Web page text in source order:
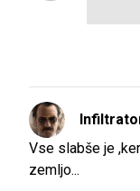
Vse slabše je
zemljo...